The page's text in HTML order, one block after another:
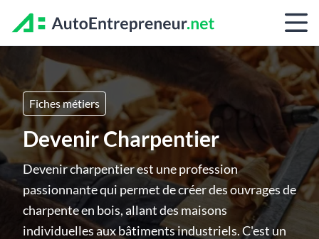
Fiches métiers
Devenir Charpentier
Devenir charpentier est une profession
passionnante qui permet de créer des ouvrages de
charpente en bois, allant des maisons
individuelles aux bâtiments industriels. C'est un